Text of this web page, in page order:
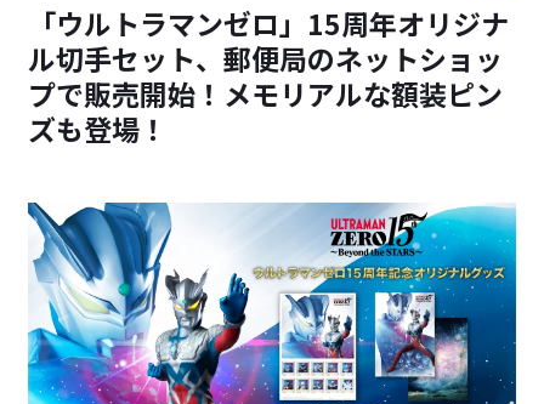
「ウルトラマンゼロ」15周年オリジナ
ル切手セット、郵便局のネットショッ
プで販売開始！メモリアルな額装ピン
ズも登場！